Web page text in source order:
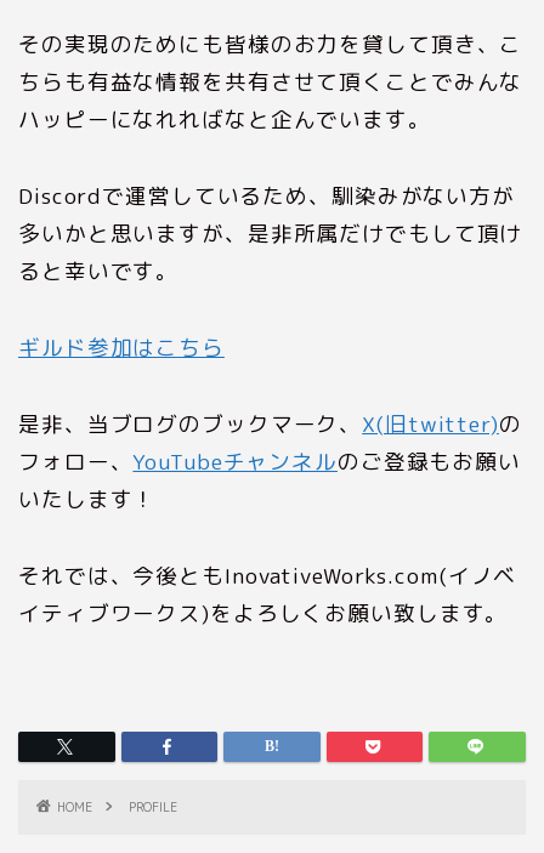
その実現のためにも皆様のお力を貸して頂き、こ
ちらも有益な情報を共有させて頂くことでみんな
ハッピーになれればなと企んでいます。
Discordで運営しているため、馴染みがない方が
多いかと思いますが、是非所属だけでもして頂け
ると幸いです。
ギルド参加はこちら
是非、当ブログのブックマーク、 X(旧twitter)の
フォロー、YouTubeチャンネルのご登録もお願い
いたします！
それでは、今後ともInovativeWorks.com(イノベ
イティブワークス)をよろしくお願い致します。
HOME PROFILE